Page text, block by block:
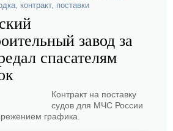
, контракт, поставки
завод за
спасателям
Контракт на поставку
судов для МЧС России
графика.